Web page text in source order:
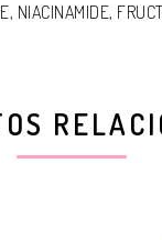
NIACINAMIDE,